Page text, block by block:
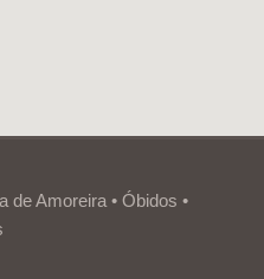
de Amoreira • Óbidos •